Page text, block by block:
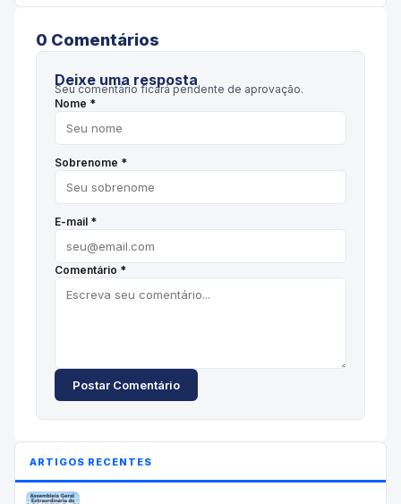
0 Comentários
Deixe uma resposta
Seu comentário ficará pendente de aprovação.
Nome *
Sobrenome *
E-mail *
Comentário *
Postar Comentário
ARTIGOS RECENTES